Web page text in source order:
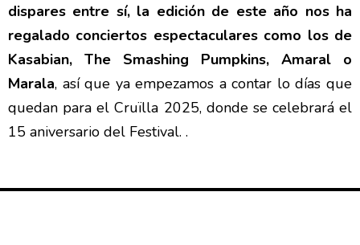
dispares entre sí, la edición de este año nos ha
regalado conciertos espectaculares como los de
Kasabian, The Smashing Pumpkins, Amaral o
Marala, así que ya empezamos a contar lo días que
quedan para el Cruïlla 2025, donde se celebrará el
15 aniversario del Festival. .